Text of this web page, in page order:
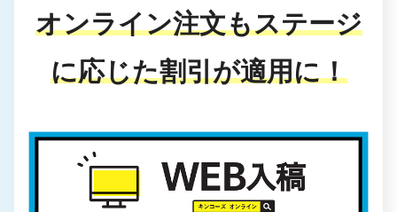
オンライン注文もステージ
に応じた割引が適用に！